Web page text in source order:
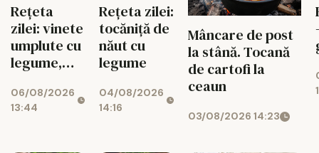
Rețeta
zilei: vinete
umplute cu
legume,
de post
06/08/2026
13:44
Rețeta zilei:
tocăniță de
năut cu
legume
04/08/2026
14:16
Mâncare de post
la stână. Tocană
de cartofi la
ceaun
03/08/2026 14:23